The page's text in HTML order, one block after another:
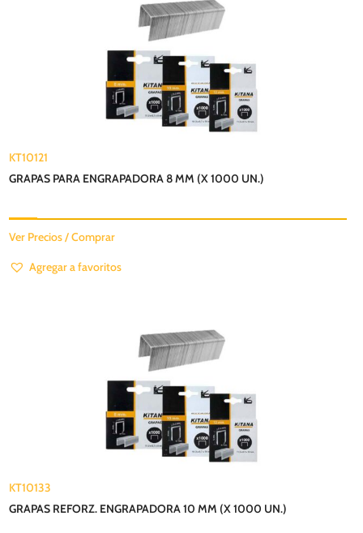
KT10121
GRAPAS PARA ENGRAPADORA 8 MM (X 1000 UN.)
Ver Precios / Comprar
Agregar a favoritos
KT10133
GRAPAS REFORZ. ENGRAPADORA 10 MM (X 1000 UN.)